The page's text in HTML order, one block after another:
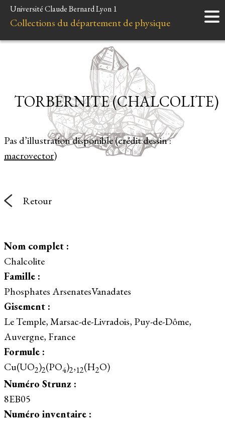
Accueil
Instruments
Liens et ressources
Université Claude Bernard Lyon 1
Collections du département de physique
Pas d’illustration disponible (crédit dessin :
macrovector)
TORBERNITE (CHALCOLITE)
Retour
Nom complet :
Chalcolite
Famille :
Phosphates ArsenatesVanadates
Gisement :
Le Temple, Marsac-de-Livradois, Puy-de-Dôme,
Auvergne, France
Formule :
Cu(UO2)2(PO4)2,12(H2O)
Numéro Strunz :
8EB05
Numéro inventaire :